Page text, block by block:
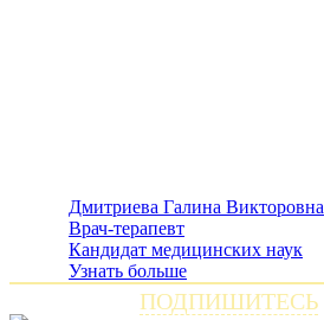
Дмитриева Галина Викторовна
Врач-терапевт
Кандидат медицинских наук
Узнать больше
ПОДПИШИТЕСЬ